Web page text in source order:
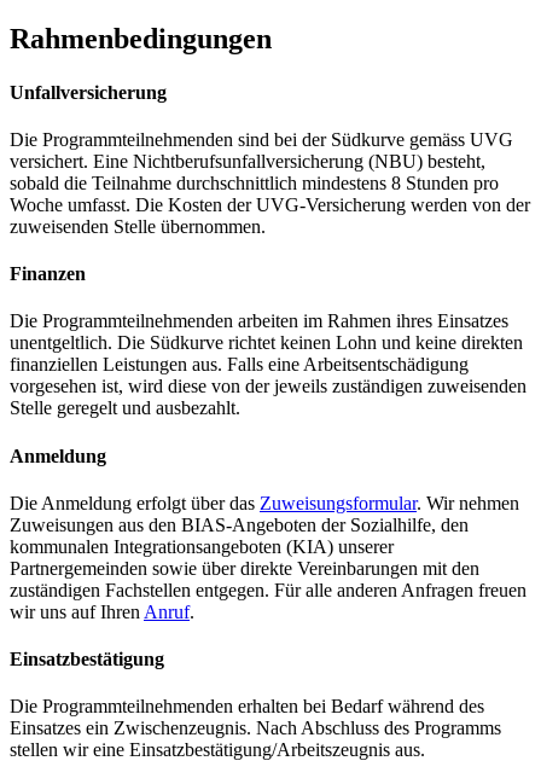
Rahmenbedingungen
Unfallversicherung
Die Programmteilnehmenden sind bei der Südkurve gemäss UVG
versichert. Eine Nichtberufsunfallversicherung (NBU) besteht,
sobald die Teilnahme durchschnittlich mindestens 8 Stunden pro
Woche umfasst. Die Kosten der UVG-Versicherung werden von der
zuweisenden Stelle übernommen.
Finanzen
Die Programmteilnehmenden arbeiten im Rahmen ihres Einsatzes
unentgeltlich. Die Südkurve richtet keinen Lohn und keine direkten
finanziellen Leistungen aus. Falls eine Arbeitsentschädigung
vorgesehen ist, wird diese von der jeweils zuständigen zuweisenden
Stelle geregelt und ausbezahlt.
Anmeldung
Die Anmeldung erfolgt über das Zuweisungsformular. Wir nehmen
Zuweisungen aus den BIAS-Angeboten der Sozialhilfe, den
kommunalen Integrationsangeboten (KIA) unserer
Partnergemeinden sowie über direkte Vereinbarungen mit den
zuständigen Fachstellen entgegen. Für alle anderen Anfragen freuen
wir uns auf Ihren Anruf.
Einsatzbestätigung
Die Programmteilnehmenden erhalten bei Bedarf während des
Einsatzes ein Zwischenzeugnis. Nach Abschluss des Programms
stellen wir eine Einsatzbestätigung/Arbeitszeugnis aus.